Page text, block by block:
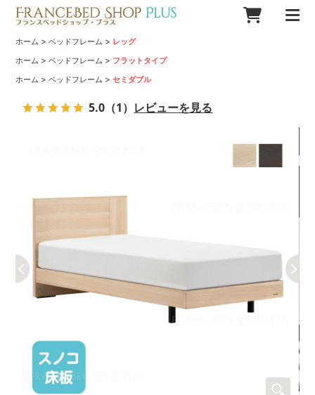
ホーム >ベッドフレーム > レッグ
ホーム >ベッドフレーム > フラットタイプ
ホーム >ベッドフレーム >セミダブル
5.0 （1） レビューを見る